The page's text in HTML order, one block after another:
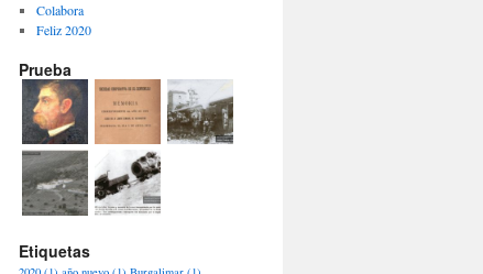
Colabora
Feliz 2020
Prueba
Etiquetas